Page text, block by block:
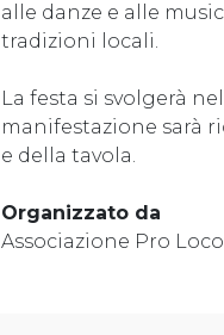
alle danze e alle
tradizioni locali.
La festa si svolgerà
manifestazione sarà
e della tavola.
Organizzato da
Associazione Pro